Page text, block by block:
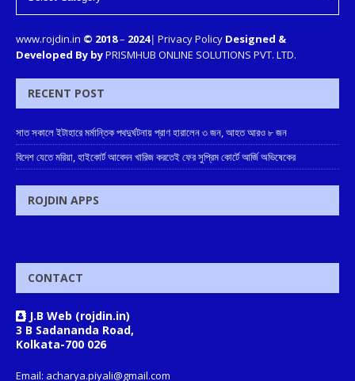
www.rojdin.in © 2018– 2024| Privacy Policy Designed &
Developed By byPRISMHUB ONLINE SOLUTIONS PVT. LTD.
RECENT POST
সাত সকালে ইটাহারে মর্মান্তিক পথদুর্ঘটনায় প্রাণ হারালেন ৩ জন, আহত আরও ৮ জন
বিদেশ যেতে মরিয়া, হাইকোর্ট আবেদন খারিজ করতেই ফের সুপ্রিম কোর্টে আর্জি অভিষেকের
ROJDIN APPS
CONTACT
J.B Web (rojdin.in)
3 B Sadananda Road,
Kolkata-700 026
Email: acharya.piyali@gmail.com